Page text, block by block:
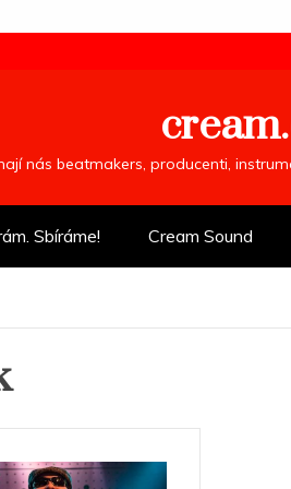
nás beatmakers, producenti,
Sbíráme! Cream Sound